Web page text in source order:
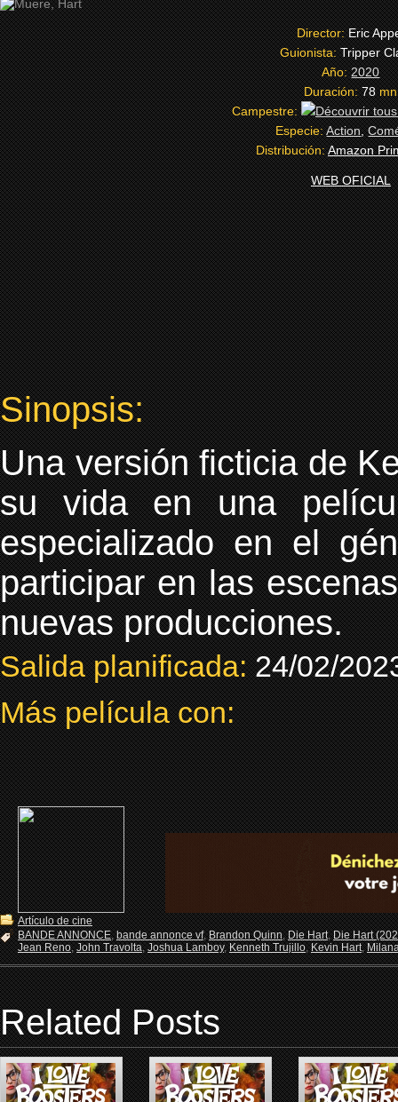
Director:Eric
Guionista:Tripper
Año:2020
Duración:78mn
Campestre:
Especie:Action,
Distribución:Amazon
WEB OFICIAL
Sinopsis:
Una versión ficticia de
su vida en una
especializado en el
participar en las
nuevas producciones.
Salida planificada:24/02/
Más película con:
Artículo de cine
BANDE ANNONCE,bande annonce vf,Brandon Quinn,Die Hart,Die Hart
Jean Reno,John Travolta,Joshua Lamboy,Kenneth Trujillo,Kevin Hart,
Related Posts